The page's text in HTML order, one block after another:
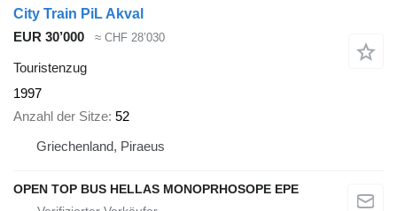
City Train PiL Akval
EUR 30’000
≈ CHF 28’030
Touristenzug
1997
Anzahl der Sitze 52
Griechenland, Piraeus
OPEN TOP BUS HELLAS MONOPRHOSOPE EPE